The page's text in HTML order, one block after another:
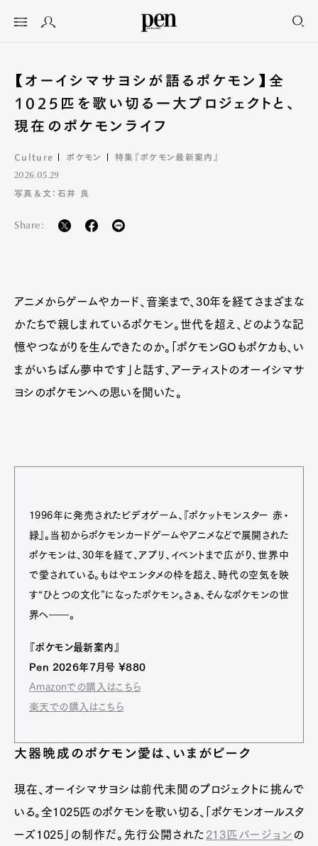
【オーイシマサヨシが語るポケモン】全
1025匹を歌い切る一大プロジェクトと、
現在のポケモンライフ
Culture ポケモン 特集『ポケモン最新案内』
2026.05.29
写真＆文：石井 良
Share:
アニメからゲームやカード、音楽まで、30年を経てさまざまな
かたちで親しまれているポケモン。世代を超え、どのような記
憶やつながりを生んできたのか。「ポケモンGOもポケカも、い
まがいちばん夢中です」と話す、アーティストのオーイシマサ
ヨシのポケモンへの思いを聞いた。
1996年に発売されたビデオゲーム、『ポケットモンスター 赤・
緑』。当初からポケモンカードゲームやアニメなどで展開された
ポケモンは、30年を経て、アプリ、イベントまで広がり、世界中
で愛されている。もはやエンタメの枠を超え、時代の空気を映
す“ひとつの文化”になったポケモン。さぁ、そんなポケモンの世
界へ――。
『ポケモン最新案内』
Pen 2026年7月号 ¥880
Amazonでの購入はこちら
楽天での購入はこちら
大器晩成のポケモン愛は、いまがピーク
現在、オーイシマサヨシは前代未聞のプロジェクトに挑んで
いる。全1025匹のポケモンを歌い切る、「ポケモンオールスタ
ーズ1025」の制作だ。先行公開された 213匹バージョン の